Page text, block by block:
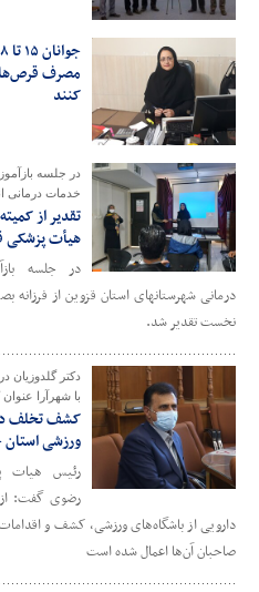
مصرف
کنند
در جلسه
خدمات درمانی
تقدیر از
هیأت پزشکی
در جلسه
درمانی شهرستانهای استان قزوین از
نخست تقدیر شد.
دکتر گلدوزیان
با شهرآرا عنوان
ورزشی
رئیس هیات
دارویی از باشگاه‌های ورزشی، کشف و
صاحبان آن‌ها اعمال شده است